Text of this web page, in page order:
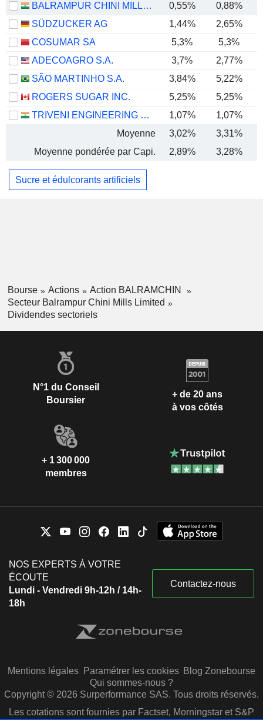
BALRAMPUR CHINI MILLS LIMITED 0,55% 0,88%
SÜDZUCKER AG
1,44%
2,65%
COSUMAR SA
5,3% 5,3%
ADECOAGRO S.A.
3,7% 2,77%
SÃO MARTINHO S.A.
3,84% 5,22%
ROGERS SUGAR INC.
5,25%
5,25%
TRIVENI ENGINEERING & INDUSTRIES LIMITED
1,07% 1,07%
Moyenne
3,02% 3,31%
Moyenne pondérée par Capi.
2,89% 3,28%
Sucre et édulcorants artificiels
Bourse Actions
Action BALRAMCHIN
Secteur Balrampur Chini Mills Limited
Dividendes sectoriels
N°1 du Conseil
Boursier
+ de 20 ans
à vos côtés
+ 1 300 000
membres
NOS EXPERTS À VOTRE
ÉCOUTE
Lundi - Vendredi 9h-12h / 14h-
18h
Contactez-nous
Mentions légales Paramétrer les cookies Blog Zonebourse
Qui sommes-nous ?
Copyright © 2026 Surperformance SAS. Tous droits réservés.
Les cotations sont fournies par Factset, Morningstar et S&P